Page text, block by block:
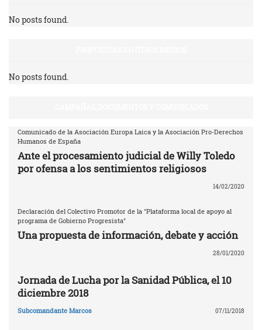
No posts found.
No posts found.
Comunicado de la Asociación Europa Laica y la Asociación Pro-Derechos
Humanos de España
Ante el procesamiento judicial de Willy Toledo
por ofensa a los sentimientos religiosos
14/02/2020
Declaración del Colectivo Promotor de la "Plataforma local de apoyo al
programa de Gobierno Progresista"
Una propuesta de información, debate y acción
28/01/2020
Jornada de Lucha por la Sanidad Pública, el 10
diciembre 2018
Subcomandante Marcos 07/11/2018